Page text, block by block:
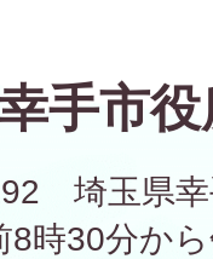
手市役
埼玉県幸
8時30分か